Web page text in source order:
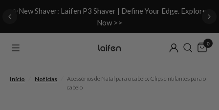
✨New Shaver: Laifen P3 Shaver | Define Your Edge. Explore
Now >>
0
Início Notícias
Acessórios de Natal para o cabelo: Clips cintilantes para o
cabelo